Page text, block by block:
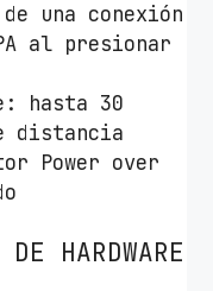
una conexión
al presionar
hasta 30
distancia
Power over
HARDWARE